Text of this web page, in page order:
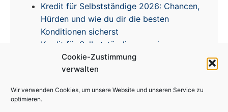
Cookie-Zustimmung
verwalten
Wir verwenden Cookies, um unsere Website und unseren Service zu
optimieren.
Kredit für Selbstständige 2026: Chancen,
Hürden und wie du dir die besten
Konditionen sicherst
Kredit für Selbstständige – meine
Erfahrungen & Tipps zur Zinsentwicklung